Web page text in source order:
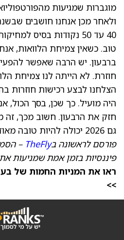
מוגברות שמגיעות
ולאחר מכן אנחנו חושבים
40 עד 50 נקודות בסיס
טוב. כשאין צמיחת הלוואות,
ברבעון. יש הרבה שאפשר
חוזרת. לא הייתה לנו צמיחת
הצלחנו לבצע רכישות חוזרות
היה מועיל. כך שכן, בסך הכול,
חזק את הרבעון. חשוב מכך, זה
גם 2026 יכולה להיות טובה מאוד עבורנו.”
פורסם לראשונה בTheFly
–
פיננסיות בזמן אמת שמניעות
>>